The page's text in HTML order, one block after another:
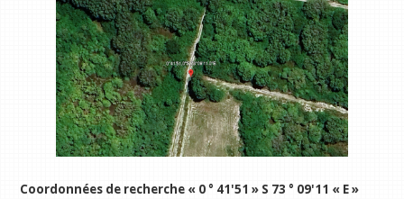
Coordonnées de recherche « 0 ° 41'51 » S 73 ° 09'11 « E »